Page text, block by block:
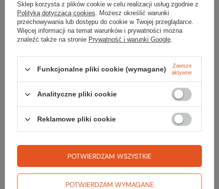
PFAS
Materiał wewnętrzny:
100% recyklingowany
nylon 210D z DWR bez
PFAS
Dno plecaka: 100%
recyklingowany nylon
420D z DWR bez PFAS
Siateczka mesh: 100%
recyklingowany
poliester
System nośny
AirSpeed
Kompatybilny z
systemem H₂O
tak
Pokrowiec
przeciwdeszczowy
tak
Sklep korzysta z plików cookie w celu realizacji usług zgodnie z
Polityką dotyczącą cookies. Możesz określić warunki
przechowywania lub dostępu do cookie w Twojej przeglądarce.
Więcej informacji na temat warunków i prywatności można
znaleźć także na stronie Prywatność i warunki Google.
Funkcjonalne pliki cookie (wymagane)
Zawsze
aktywne
Analityczne pliki cookie
Reklamowe pliki cookie
POTWIERDZAM WYMAGANE
POTWIERDZAM WSZYSTKIE